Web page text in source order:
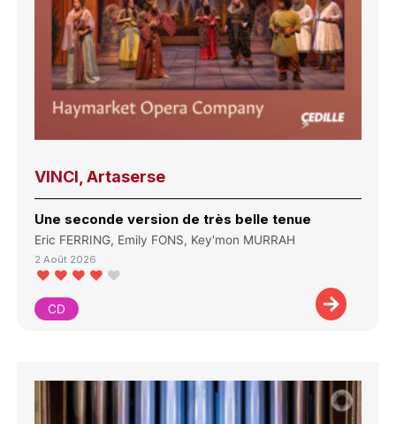
VINCI, Artaserse
Une seconde version de très belle tenue
Eric FERRING, Emily FONS, Key'mon MURRAH
2 Août 2026
CD